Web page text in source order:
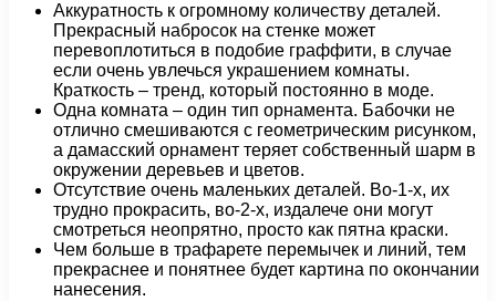
Аккуратность к огромному количеству деталей.
Прекрасный набросок на стенке может
перевоплотиться в подобие граффити, в случае
если очень увлечься украшением комнаты.
Краткость – тренд, который постоянно в моде.
Одна комната – один тип орнамента. Бабочки не
отлично смешиваются с геометрическим рисунком,
а дамасский орнамент теряет собственный шарм в
окружении деревьев и цветов.
Отсутствие очень маленьких деталей. Во-1-х, их
трудно прокрасить, во-2-х, издалече они могут
смотреться неопрятно, просто как пятна краски.
Чем больше в трафарете перемычек и линий, тем
прекраснее и понятнее будет картина по окончании
нанесения.